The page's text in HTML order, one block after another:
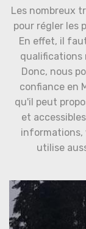
Les nombreux
pour régler les
En effet, il
qualifications
Donc, nous
confiance en
qu'il peut
et
informations,
utilise